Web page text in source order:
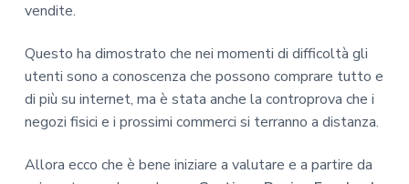
vendite.
Questo ha dimostrato che nei momenti di difficoltà gli
utenti sono a conoscenza che possono comprare tutto e
di più su internet, ma è stata anche la controprova che i
negozi fisici e i prossimi commerci si terranno a distanza.
Allora ecco che è bene iniziare a valutare e a partire da